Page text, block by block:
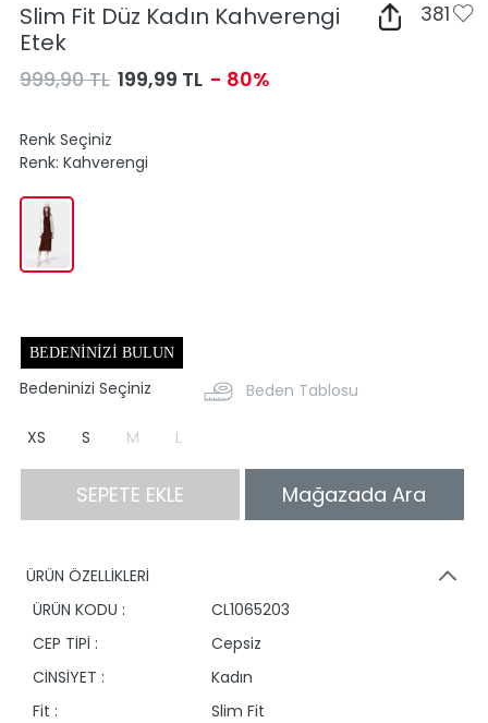
Slim Fit Düz Kadın Kahverengi
Etek
381
999,90 TL 199,99 TL - 80%
Renk Seçiniz
Renk: Kahverengi
BEDENINIZI BULUN
Bedeninizi Seçiniz Beden Tablosu
XS S M L
SEPETE EKLE Mağazada Ara
ÜRÜN ÖZELLİKLERİ
ÜRÜN KODU :
CL1065203
CEP TİPİ :
Cepsiz
CİNSİYET :
Kadın
Fit :
Slim Fit